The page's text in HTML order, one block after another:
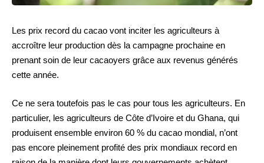
Les prix record du cacao vont inciter les agriculteurs à
accroître leur production dès la campagne prochaine en
prenant soin de leur cacaoyers grâce aux revenus générés
cette année.
Ce ne sera toutefois pas le cas pour tous les agriculteurs. En
particulier, les agriculteurs de Côte d’Ivoire et du Ghana, qui
produisent ensemble environ 60 % du cacao mondial, n’ont
pas encore pleinement profité des prix mondiaux record en